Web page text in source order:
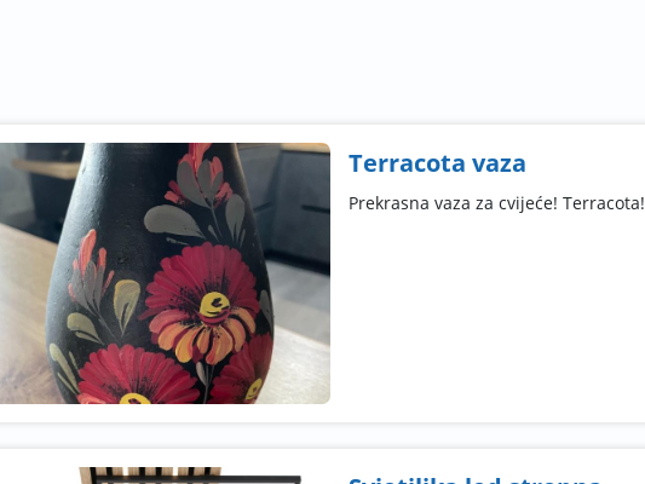
Terracota vaza
Prekrasna vaza za cvijeće! Terracota!